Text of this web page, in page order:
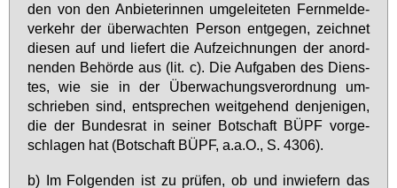
den von den An­bie­te­rin­nen um­ge­lei­te­ten Fern­mel­de­
ver­kehr der über­wach­ten Per­son ent­ge­gen, zeich­net
die­sen auf und lie­fert die Auf­zeich­nun­gen der an­ord­
nen­den Be­hör­de aus (lit. c). Die Auf­ga­ben des Diens­
tes, wie sie in der Über­wa­chungs­ver­ord­nung um­
schrie­ben sind, ent­spre­chen weit­ge­hend den­je­ni­gen,
die der Bun­des­rat in sei­ner Bot­schaft BÜPF vor­ge­
schla­gen hat (Bot­schaft BÜPF, a.a.O., S. 4306).
b) Im Fol­gen­den ist zu prü­fen, ob und in­wie­fern das